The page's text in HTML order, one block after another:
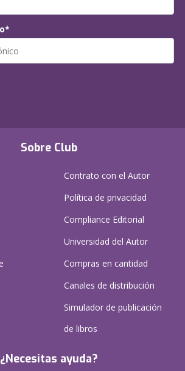
Sobre Club
Contrato con el Autor
Política de privacidad
Compliance Editorial
Universidad del Autor
Compras en cantidad
Canales de distribución
Simulador de publicación
de libros
¿Necesitas ayuda?